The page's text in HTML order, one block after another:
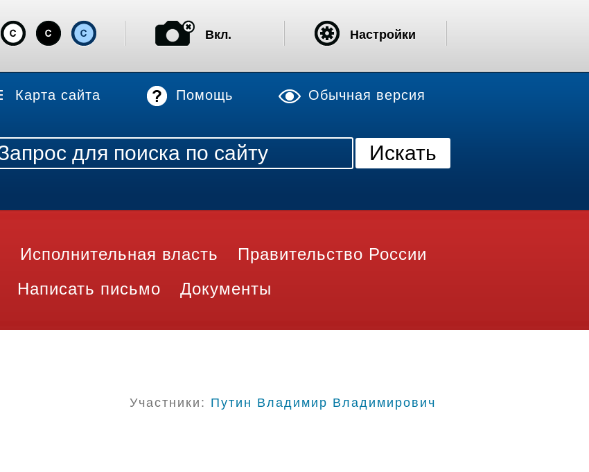
Карта сайта Помощь Обычная версия
Исполнительная власть
Правительство России
Написать письмо Документы
Участники: Путин Владимир Владимирович
Вкл. Настройки